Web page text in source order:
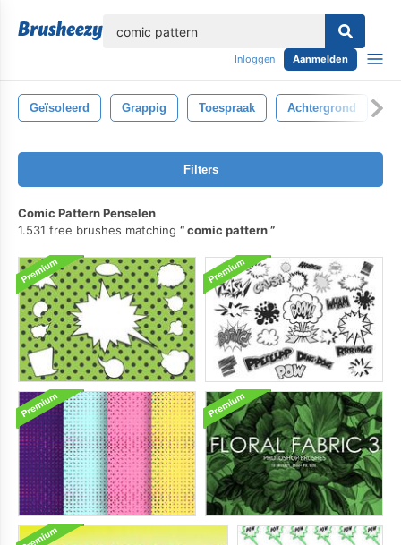
Inloggen Aanmelden
Geïsoleerd Grappig Toespraak Achtergrond
Filters
Comic Pattern Penselen
1.531 free brushes matching
comic pattern